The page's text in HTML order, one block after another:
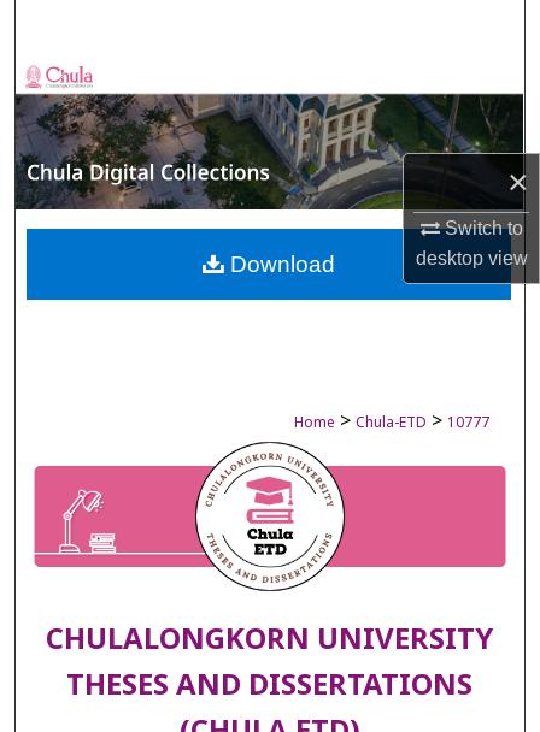
×
Switch to
desktopview
Browse Collections
My Account
About
Digital Commons Network™
Home > Chula-ETD > 10777
CHULALONGKORN UNIVERSITY
THESES AND DISSERTATIONS
Download